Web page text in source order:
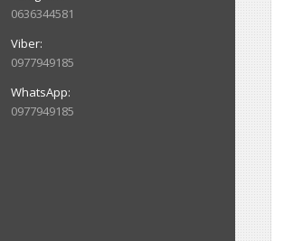
0636344581
0977949185
0977949185